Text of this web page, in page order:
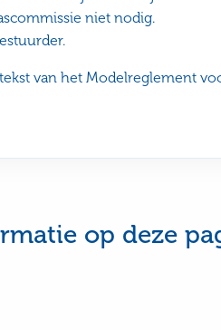
niet nodig.
van het Modelreglement
op deze